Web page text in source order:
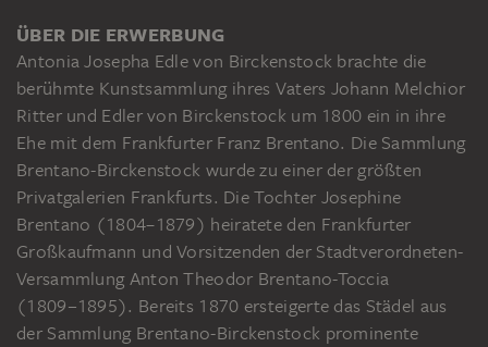
ÜBER DIE ERWERBUNG
Antonia Josepha Edle von Birckenstock brachte die
berühmte Kunstsammlung ihres Vaters Johann Melchior
Ritter und Edler von Birckenstock um 1800 ein in ihre
Ehe mit dem Frankfurter Franz Brentano. Die Sammlung
Brentano-Birckenstock wurde zu einer der größten
Privatgalerien Frankfurts. Die Tochter Josephine
Brentano (1804–1879) heiratete den Frankfurter
Großkaufmann und Vorsitzenden der Stadtverordneten-
Versammlung Anton Theodor Brentano-Toccia
(1809−1895). Bereits 1870 ersteigerte das Städel aus
der Sammlung Brentano-Birckenstock prominente